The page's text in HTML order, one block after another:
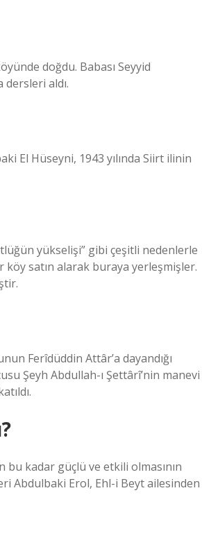
doğdu. Babası Seyyid
dersleri aldı.
El Hüseyni, 1943 yılında Siirt ilinin
yükselişi” gibi çeşitli nedenlerle
köy satın alarak buraya yerleşmişler.
Ferîdüddin Attâr’a dayandığı
Şeyh Abdullah-ı Şettârî’nin manevi
bu kadar güçlü ve etkili olmasının
Abdulbaki Erol, Ehl-i Beyt ailesinden